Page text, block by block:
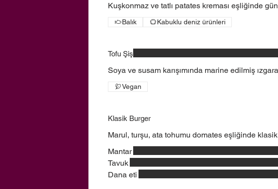
Kuşkonmaz ve tatlı patates kreması eşliğinde
Balık Kabuklu deniz ürünleri
Tofu Şiş
Soya ve susam karışımında marine edilmiş
Vegan
Klasik Burger
Marul, turşu, ata tohumu domates eşliğinde
Mantar
Tavuk
Dana eti